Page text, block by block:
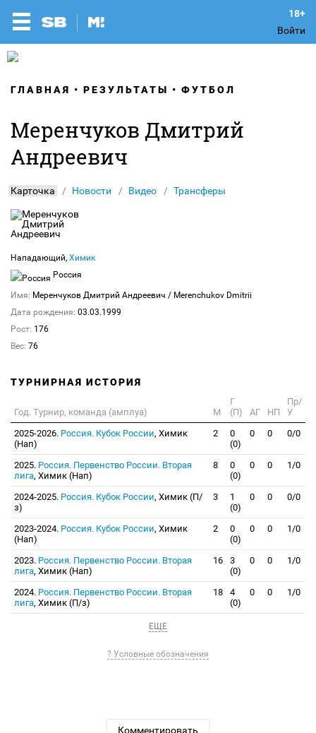
Войти
ГЛАВНАЯ РЕЗУЛЬТАТЫ ФУТБОЛ
Меренчуков Дмитрий
Андреевич
Карточка Новости Видео Трансферы
Нападающий, Химик
Россия
Имя: Меренчуков Дмитрий Андреевич / Merenchukov Dmitrii
Дата рождения: 03.03.1999
Рост: 176
Вес: 76
ТУРНИРНАЯ ИСТОРИЯ
Год. Турнир, команда (амплуа) М
Г
(П)
АГ НП
Пр/
У
2025-2026. Россия. Кубок России, Химик
(Нап)
2
0
(0)
0 0 0/0
2025. Россия. Первенство России. Вторая
лига, Химик (Нап)
8
0
(0)
0 0 1/0
2024-2025. Россия. Кубок России, Химик (П/
з)
3
1
(0)
0 0 0/0
2023-2024. Россия. Кубок России, Химик
(Нап)
2
0
(0)
0 0 1/0
2023. Россия. Первенство России. Вторая
лига, Химик (Нап)
16
3
(0)
0 0 1/0
2024. Россия. Первенство России. Вторая
лига, Химик (П/з)
18
4
(0)
0 0 1/0
ЕЩЕ
? Условные обозначения
Комментировать